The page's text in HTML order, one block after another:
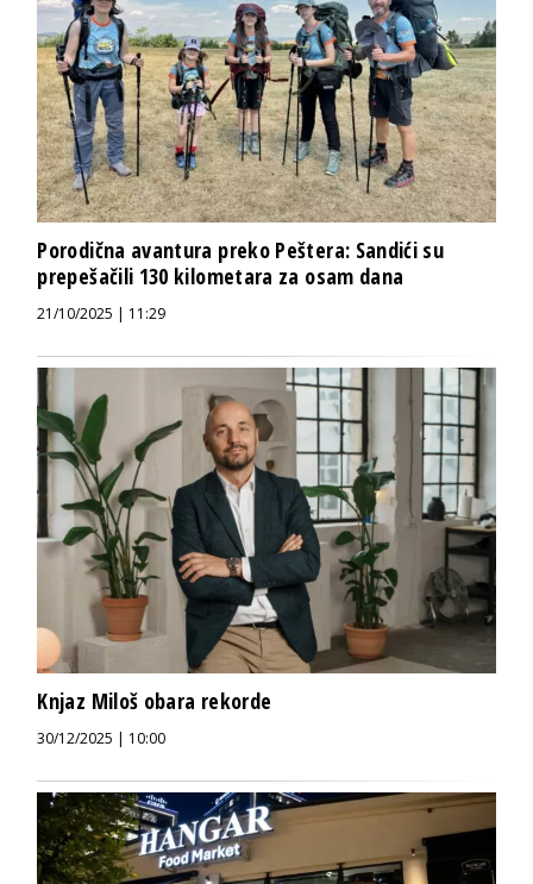
Porodična avantura preko Peštera: Sandići su
prepešačili 130 kilometara za osam dana
21/10/2025 | 11:29
Knjaz Miloš obara rekorde
30/12/2025 | 10:00